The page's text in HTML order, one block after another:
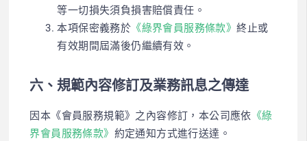
等一切損失須負損害賠償責任。
本項保密義務於 《綠界會員服務條款》終止或
有效期間屆滿後仍繼續有效。
六、規範內容修訂及業務訊息之傳達
因本《會員服務規範》之內容修訂，本公司應依 《綠
界會員服務條款》 約定通知方式進行送達。